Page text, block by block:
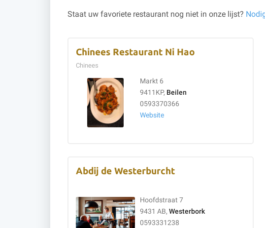
Staat uw favoriete restaurant nog niet in onze lijst?
Chinees Restaurant Ni Hao
Chinees
Markt 6
9411KP, Beilen
0593370366
Website
Abdij de Westerburcht
Hoofdstraat 7
9431 AB, Westerbork
0593331238